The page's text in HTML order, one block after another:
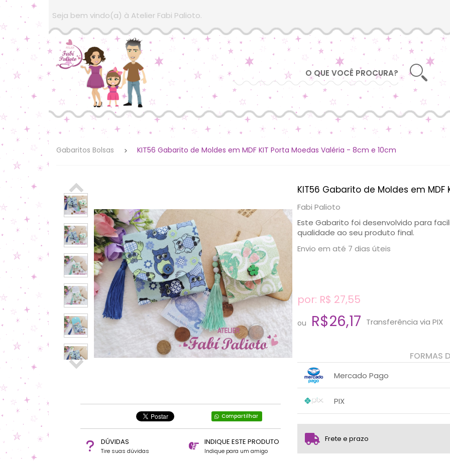
Seja bem vindo(a) à Atelier Fabi Palioto.
Gabaritos Bolsas KIT56 Gabarito de Moldes em MDF KIT Porta Moedas Valéria - 8cm e 10cm
Compartilhar
DÚVIDAS
Tire suas dúvidas
INDIQUE ESTE PRODUTO
Indique para um amigo
KIT56 Gabarito de Moldes em
Fabi Palioto
Este Gabarito foi desenvolvido para
qualidade ao seu produto final.
Envio em até 7 dias úteis
por: R$ 27,55
ou R$26,17 Transferência via PIX
FORMAS
Mercado Pago
PIX
...
Frete e prazo